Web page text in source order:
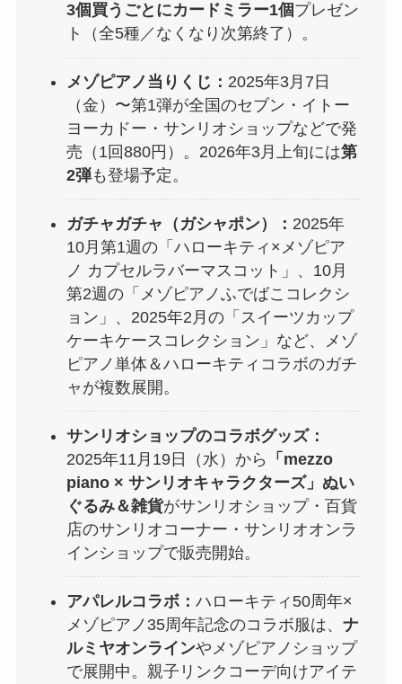
3個買うごとにカードミラー1個 プレゼン
ト（全5種／なくなり次第終了）。
メゾピアノ当りくじ： 2025年3月7日
（金）〜第1弾が全国のセブン・イトー
ヨーカドー・サンリオショップなどで発
売（1回880円）。2026年3月上旬には第
2弾も登場予定。
ガチャガチャ（ガシャポン）： 2025年
10月第1週の「ハローキティ×メゾピア
ノ カプセルラバーマスコット」、10月
第2週の「メゾピアノふでばこコレクシ
ョン」、2025年2月の「スイーツカップ
ケーキケースコレクション」など、メゾ
ピアノ単体＆ハローキティコラボのガチ
ャが複数展開。
サンリオショップのコラボグッズ：
2025年11月19日（水）から
「mezzo
piano × サンリオキャラクターズ」ぬい
ぐるみ＆雑貨がサンリオショップ・百貨
店のサンリオコーナー・サンリオオンラ
インショップで販売開始。
アパレルコラボ： ハローキティ50周年×
メゾピアノ35周年記念のコラボ服は、 ナ
ルミヤオンラインやメゾピアノショップ
で展開中。親子リンクコーデ向けアイテ